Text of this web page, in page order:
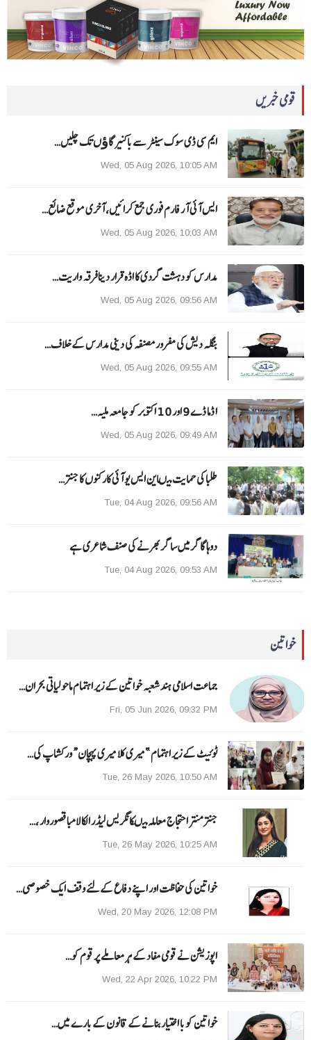
قومی خبریں
ایم سی ڈی سوک سینٹر سے باکنیر گاﺅں تک چلیں…
Wed, 05 Aug 2026, 10:05 AM
ایس آئی آر فارم فوری جمع کرائیں، آخری موقع ضائع…
Wed, 05 Aug 2026, 10:03 AM
مدارس کو دہشت گردی کا اڈہ قرار دینا فرقہ واریت…
Wed, 05 Aug 2026, 09:56 AM
بنگلہ دیش کی مفرور مصنفہ کی دینی مدارس کے خلاف…
Wed, 05 Aug 2026, 09:55 AM
ا ڈما ڈے 9 اور 10 اکتوبر کو جامعہ ملیہ…
Wed, 05 Aug 2026, 09:49 AM
طلبا کی حمایت میںاین ایس یو آئی کارکنوں کا جنتر…
Tue, 04 Aug 2026, 09:56 AM
دوہا گاگر میں ساگر بھرنے کی صنف شاعری ہے
Tue, 04 Aug 2026, 09:53 AM
خواتین
جماعت اسلامی ہند شعبہ خواتین کے زیر اہتمام ماحولیاتی بحران…
Fri, 05 Jun 2026, 09:32 PM
ٹوئیٹ کے زیر اہتمام ”میری کلا میری پہچان“ ورکشاپ کی…
Tue, 26 May 2026, 10:50 AM
جنتر منتر احتجاج معاملہ میںکانگریس لیڈر الکا لامبا قصوروار ،…
Tue, 26 May 2026, 10:25 AM
خواتین کی حفاظت اور اپنے دفاع کےلئے وقف ایک خصوصی…
Wed, 20 May 2026, 12:08 PM
اپوزیشن نے قومی مفاد کے ہر معاملے پر قوم کو…
Wed, 22 Apr 2026, 10:22 PM
خواتین کو با اختیار بنانے کے قانون کے بارے میں…